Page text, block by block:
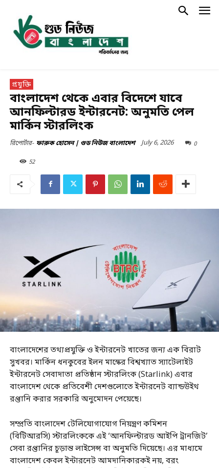
প্রযুক্তি
বাংলাদেশ থেকে এবার বিদেশে যাবে
আনফিল্টারড ইন্টারনেট: অনুমতি পেল
মার্কিন স্টারলিংক
রিপোর্টার- ফারুক হোসেন | গুড নিউজ বাংলাদেশ July 6, 2026 0
52
বাংলাদেশের তথ্যপ্রযুক্তি ও ইন্টারনেট খাতের জন্য এক বিরাট
সুখবর। মার্কিন ধনকুবের ইলন মাস্কের বিশ্বখ্যাত স্যাটেলাইট
ইন্টারনেট সেবাদাতা প্রতিষ্ঠান স্টারলিংক (Starlink) এবার
বাংলাদেশ থেকে প্রতিবেশী দেশগুলোতে ইন্টারনেট ব্যান্ডউইথ
রপ্তানি করার সরকারি অনুমোদন পেয়েছে।
সম্প্রতি বাংলাদেশ টেলিযোগাযোগ নিয়ন্ত্রণ কমিশন
(বিটিআরসি) স্টারলিংককে এই ‘আনফিল্টারড আইপি ট্রানজিট’
সেবা রপ্তানির চূড়ান্ত লাইসেন্স বা অনুমতি দিয়েছে। এর মাধ্যমে
বাংলাদেশ কেবল ইন্টারনেট আমদানিকারকই নয়, বরং